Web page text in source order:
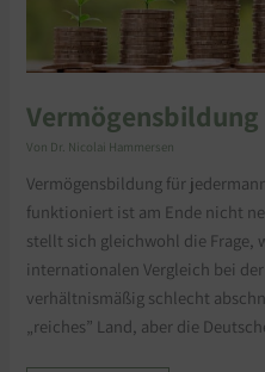
Von Dr. Nicolai Hammersen
Vermögensbildung für
funktioniert ist am Ende nicht
stellt sich gleichwohl die Frage,
internationalen Vergleich bei
verhältnismäßig schlecht
„reiches” Land, aber die